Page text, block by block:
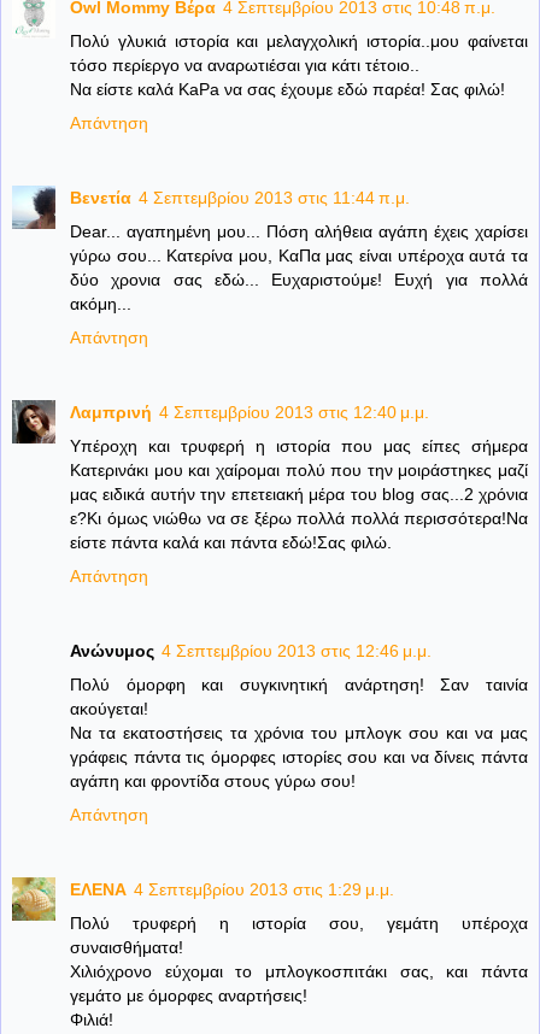
Owl Mommy Βέρα 4 Σεπτεμβρίου 2013 στις 10:48 π.μ.
Πολύ γλυκιά ιστορία και μελαγχολική ιστορία..μου φαίνεται
τόσο περίεργο να αναρωτιέσαι για κάτι τέτοιο..
Να είστε καλά KaPa να σας έχουμε εδώ παρέα! Σας φιλώ!
Απάντηση
Βενετία 4 Σεπτεμβρίου 2013 στις 11:44 π.μ.
Dear... αγαπημένη μου... Πόση αλήθεια αγάπη έχεις χαρίσει
γύρω σου... Κατερίνα μου, ΚαΠα μας είναι υπέροχα αυτά τα
δύο χρονια σας εδώ... Ευχαριστούμε! Ευχή για πολλά
ακόμη...
Απάντηση
Λαμπρινή 4 Σεπτεμβρίου 2013 στις 12:40 μ.μ.
Υπέροχη και τρυφερή η ιστορία που μας είπες σήμερα
Κατερινάκι μου και χαίρομαι πολύ που την μοιράστηκες μαζί
μας ειδικά αυτήν την επετειακή μέρα του blog σας...2 χρόνια
ε?Κι όμως νιώθω να σε ξέρω πολλά πολλά περισσότερα!Να
είστε πάντα καλά και πάντα εδώ!Σας φιλώ.
Απάντηση
Ανώνυμος 4 Σεπτεμβρίου 2013 στις 12:46 μ.μ.
Πολύ όμορφη και συγκινητική ανάρτηση! Σαν ταινία
ακούγεται!
Να τα εκατοστήσεις τα χρόνια του μπλογκ σου και να μας
γράφεις πάντα τις όμορφες ιστορίες σου και να δίνεις πάντα
αγάπη και φροντίδα στους γύρω σου!
Απάντηση
ΕΛΕΝΑ 4 Σεπτεμβρίου 2013 στις 1:29 μ.μ.
Πολύ τρυφερή η ιστορία σου, γεμάτη υπέροχα
συναισθήματα!
Χιλιόχρονο εύχομαι το μπλογκοσπιτάκι σας, και πάντα
γεμάτο με όμορφες αναρτήσεις!
Φιλιά!